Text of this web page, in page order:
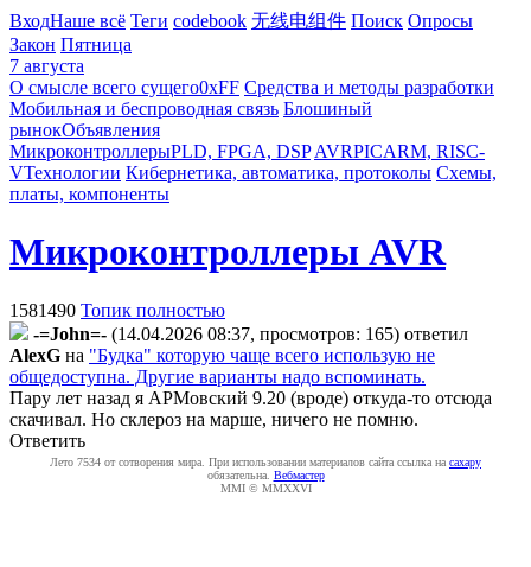
ВходНаше всё Теги codebook 无线电组件 Поиск Опросы
Закон Пятница
7 августа
О смысле всего сущего0xFF Средства и методы разработки
Мобильная и беспроводная связь Блошиный
рынокОбъявления
МикроконтроллерыPLD, FPGA, DSP AVRPICARM, RISC-
VТехнологии Кибернетика, автоматика, протоколы Схемы,
платы, компоненты
Микроконтроллеры AVR
1581490 Топик полностью
-=John=- (14.04.2026 08:37, просмотров: 165) ответил
AlexG на "Будка" которую чаще всего использую не
общедоступна. Другие варианты надо вспоминать.
Пару лет назад я АРМовский 9.20 (вроде) откуда-то отсюда
скачивал. Но склероз на марше, ничего не помню.
Ответить
Лето 7534 от сотворения мира. При использовании материалов сайта ссылка на caxapу
обязательна. Вебмастер
MMI © MMXXVI